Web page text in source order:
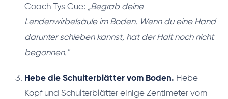
Coach Tys Cue: „Begrab deine
Lendenwirbelsäule im Boden. Wenn du eine Hand
darunter schieben kannst, hat der Halt noch nicht
begonnen."
Hebe die Schulterblätter vom Boden. Hebe
Kopf und Schulterblätter einige Zentimeter vom